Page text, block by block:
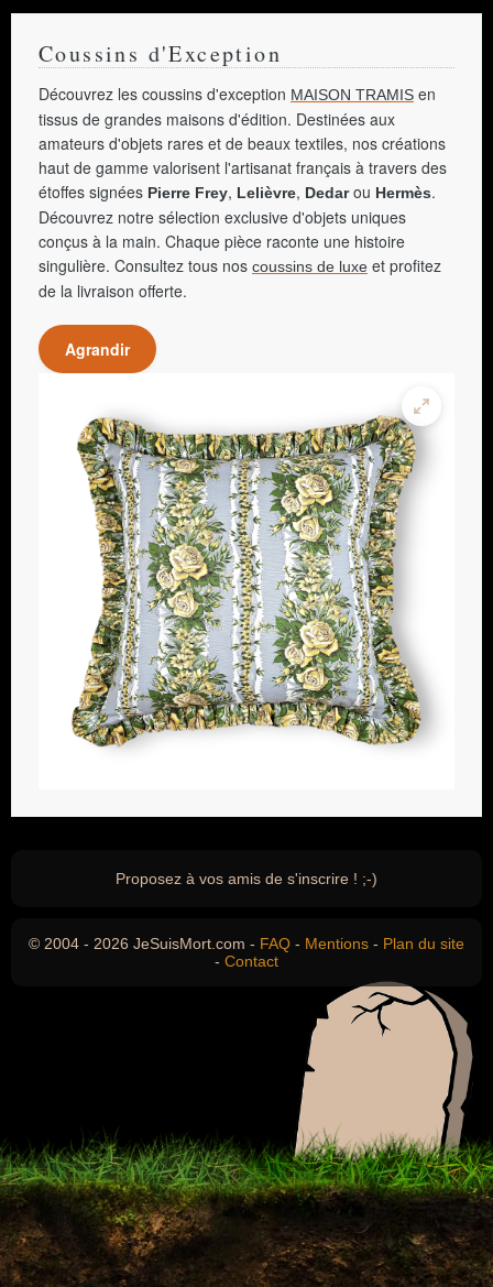
Coussins d'Exception
Découvrez les coussins d'exception MAISON TRAMIS en
tissus de grandes maisons d'édition. Destinées aux
amateurs d'objets rares et de beaux textiles, nos créations
haut de gamme valorisent l'artisanat français à travers des
étoffes signées Pierre Frey, Lelièvre, Dedarou Hermès.
Découvrez notre sélection exclusive d'objets uniques
conçus à la main. Chaque pièce raconte une histoire
singulière. Consultez tous nos coussins de luxe et profitez
de la livraison offerte.
Agrandir
Proposez à vos amis de s'inscrire ! ;-)
© 2004 - 2026 JeSuisMort.com - FAQ - Mentions - Plan du site
- Contact